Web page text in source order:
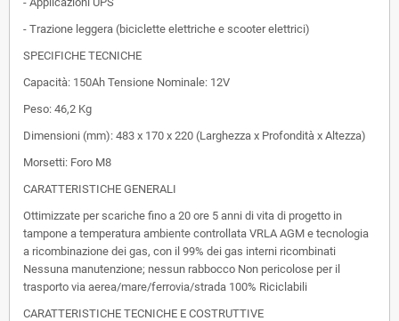
- Trazione leggera (biciclette elettriche e scooter elettrici)
SPECIFICHE TECNICHE
Capacità: 150Ah Tensione Nominale: 12V
Peso: 46,2 Kg
Dimensioni (mm): 483 x 170 x 220 (Larghezza x Profondità x Altezza)
Morsetti: Foro M8
CARATTERISTICHE GENERALI
Ottimizzate per scariche fino a 20 ore 5 anni di vita di progetto in
tampone a temperatura ambiente controllata VRLA AGM e tecnologia
a ricombinazione dei gas, con il 99% dei gas interni ricombinati
Nessuna manutenzione; nessun rabbocco Non pericolose per il
trasporto via aerea/mare/ferrovia/strada 100% Riciclabili
CARATTERISTICHE TECNICHE E COSTRUTTIVE